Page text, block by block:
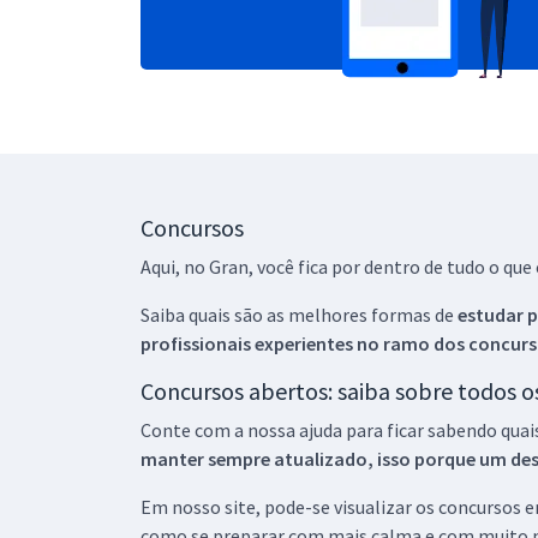
Concursos
Aqui, no Gran, você fica por dentro de tudo o
Saiba quais são as melhores formas de estudar
profissionais experientes no ramo dos
Concursos abertos: saiba sobre todos
Conte com a nossa ajuda para ficar sabendo
manter sempre atualizado, isso porque um
Em nosso site, pode-se visualizar os concursos